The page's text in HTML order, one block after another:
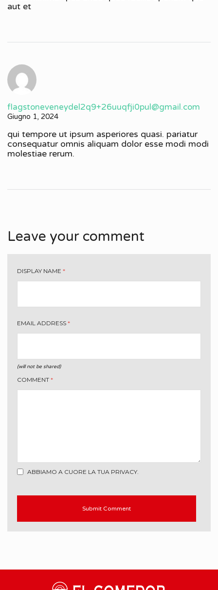
aut et
flagstoneveneydel2q9+26uuqfji0pul@gmail.com
Giugno 1, 2024
qui tempore ut ipsum asperiores quasi. pariatur
consequatur omnis aliquam dolor esse modi modi
molestiae rerum.
Leave your comment
DISPLAY NAME *
EMAIL ADDRESS *
(will not be shared)
COMMENT *
ABBIAMO A CUORE LA TUA PRIVACY.